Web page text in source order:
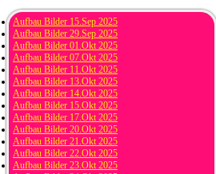
Aufbau Bilder 15.Sep 2025
Aufbau Bilder 29.Sep 2025
Aufbau Bilder 01.Okt 2025
Aufbau Bilder 07.Okt 2025
Aufbau Bilder 11.Okt 2025
Aufbau Bilder 13.Okt 2025
Aufbau Bilder 14.Okt 2025
Aufbau Bilder 15.Okt 2025
Aufbau Bilder 17.Okt 2025
Aufbau Bilder 20.Okt 2025
Aufbau Bilder 21.Okt 2025
Aufbau Bilder 22.Okt 2025
Aufbau Bilder 23.Okt 2025